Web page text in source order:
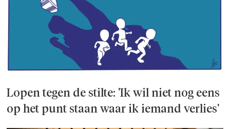
Lopen tegen de stilte: 'Ik wil niet nog eens
op het punt staan waar ik iemand verlies'